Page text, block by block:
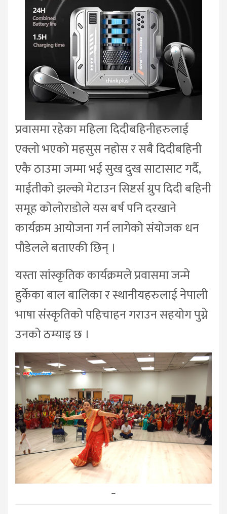
प्रवासमा रहेका महिला दिदीबहिनीहरुलाई
एक्लो भएको महसुस नहोस र सबै दिदीबहिनी
एकै ठाउमा जम्मा भई सुख दुख साटासाट गर्दै,
माईतीको झल्को मेटाउन सिष्टर्स ग्रुप दिदी बहिनी
समूह कोलोराडोले यस बर्ष पनि दरखाने
कार्यक्रम आयोजना गर्न लागेको संयोजक धन
पौडेलले बताएकी छिन् ।
यस्ता सांस्कृतिक कार्यक्रमले प्रवासमा जन्मे
हुर्केका बाल बालिका र स्थानीयहरुलाई नेपाली
भाषा संस्कृतिको पहिचाहन गराउन सहयोग पुग्ने
उनको ठम्याइ छ ।
–